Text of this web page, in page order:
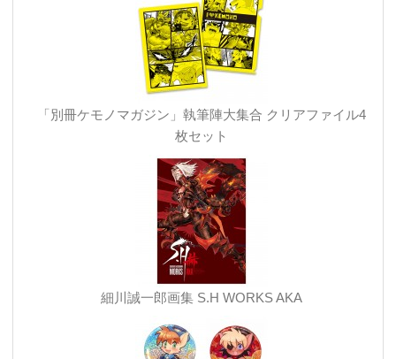
「別冊ケモノマガジン」執筆陣大集合 クリアファイル4
枚セット
細川誠一郎画集 S.H WORKS AKA